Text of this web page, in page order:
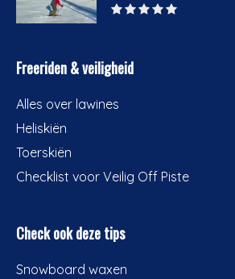
Freeriden & veiligheid
Alles over lawines
Heliskiën
Toerskiën
Checklist voor Veilig Off Piste
Check ook deze tips
Snowboard waxen